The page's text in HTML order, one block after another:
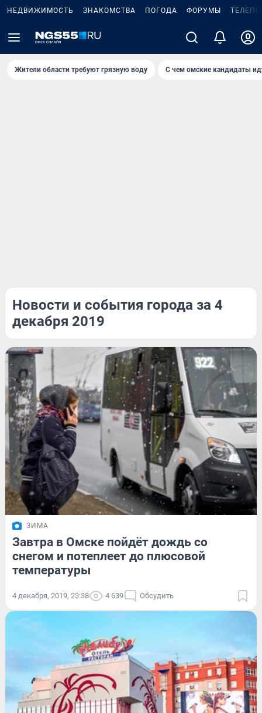
НЕДВИЖИМОСТЬ ЗНАКОМСТВА ПОГОДА ФОРУМЫ
Жители области требуют грязную воду С чем омские кандидаты
Новости и события города за 4
декабря 2019
ЗИМА
Завтра в Омске пойдёт дождь со
снегом и потеплеет до плюсовой
температуры
4 декабря, 2019, 23:38 4 639 Обсудить